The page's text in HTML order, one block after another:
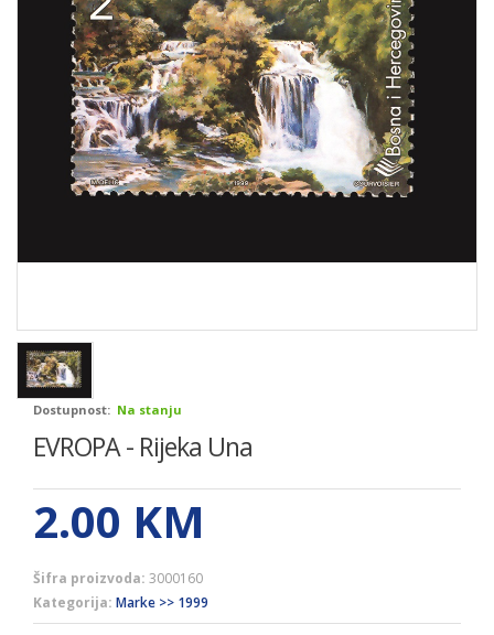
Dostupnost: Na stanju
EVROPA - Rijeka Una
2.00 KM
Šifra proizvoda: 3000160
Kategorija: Marke >> 1999